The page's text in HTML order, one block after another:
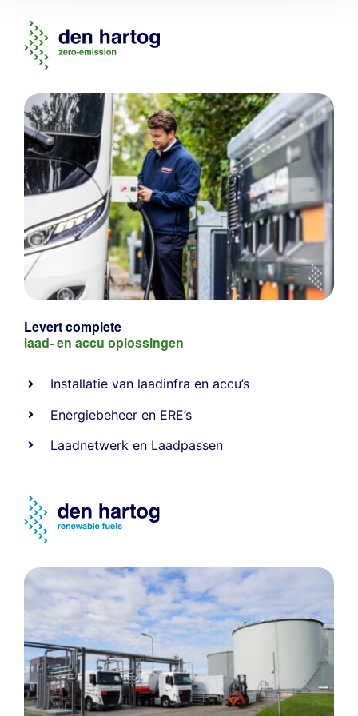
Levert complete
laad- en accu oplossingen
Installatie van laadinfra en accu’s
Energiebeheer en ERE’s
Laadnetwerk en Laadpassen